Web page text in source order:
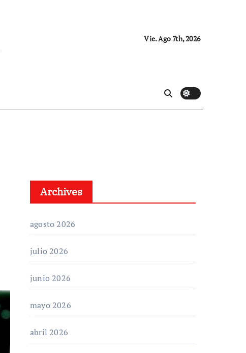
Vie. Ago 7th, 2026
Archives
agosto 2026
julio 2026
junio 2026
mayo 2026
abril 2026